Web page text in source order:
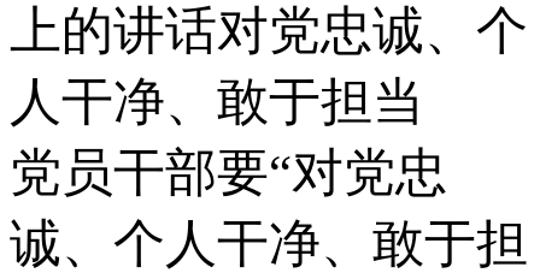
上的讲话对党忠诚、个
人干净、敢于担当
党员干部要“对党忠
诚、个人干净、敢于担